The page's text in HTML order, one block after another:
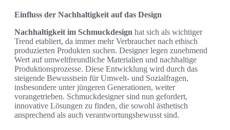
Einfluss der Nachhaltigkeit auf das Design
Nachhaltigkeit im Schmuckdesign hat sich als wichtiger
Trend etabliert, da immer mehr Verbraucher nach ethisch
produzierten Produkten suchen. Designer legen zunehmend
Wert auf umweltfreundliche Materialien und nachhaltige
Produktionsprozesse. Diese Entwicklung wird durch das
steigende Bewusstsein für Umwelt- und Sozialfragen,
insbesondere unter jüngeren Generationen, weiter
vorangetrieben. Schmuckdesigner sind nun gefordert,
innovative Lösungen zu finden, die sowohl ästhetisch
ansprechend als auch verantwortungsbewusst sind.